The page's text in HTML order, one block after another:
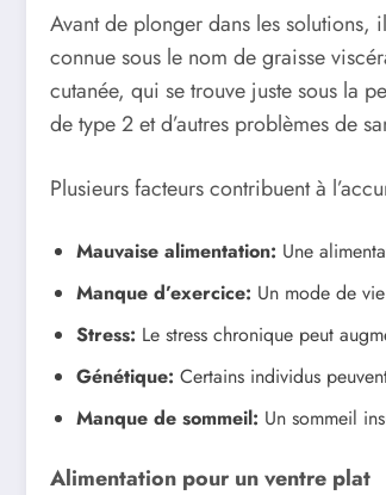
Avant de plonger dans les solutions,
connue sous le nom de graisse
cutanée, qui se trouve juste sous la
de type 2 et d’autres problèmes de
Plusieurs facteurs contribuent à
Mauvaise alimentation: Une
Manque d’exercice: Un mode de
Stress: Le stress chronique peut
Génétique: Certains individus
Manque de sommeil: Un sommeil
Alimentation pour un ventre plat